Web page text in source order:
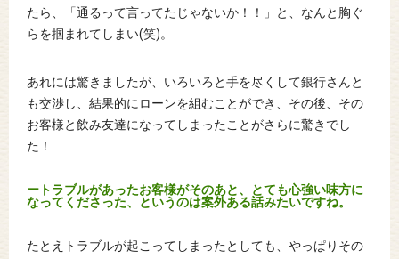
たら、「通るって言ってたじゃないか！！」と、なんと胸ぐ
らを掴まれてしまい(笑)。
あれには驚きましたが、いろいろと手を尽くして銀行さんと
も交渉し、結果的にローンを組むことができ、その後、その
お客様と飲み友達になってしまったことがさらに驚きでし
た！
ートラブルがあったお客様がそのあと、とても心強い味方に
なってくださった、というのは案外ある話みたいですね。
たとえトラブルが起こってしまったとしても、やっぱりその